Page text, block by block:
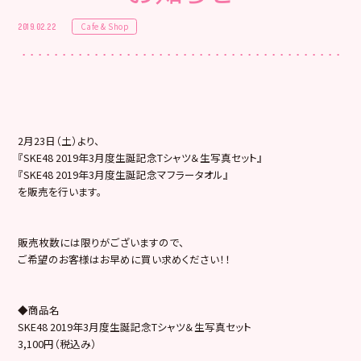
2019.02.22 Cafe & Shop
2月23日（土）より、
『SKE48 2019年3月度生誕記念Tシャツ＆生写真セット』
『SKE48 2019年3月度生誕記念マフラータオル』
を販売を行います。
販売枚数には限りがございますので、
ご希望のお客様はお早めに買い求めください！！
◆商品名
SKE48 2019年3月度生誕記念Tシャツ＆生写真セット
3,100円（税込み）